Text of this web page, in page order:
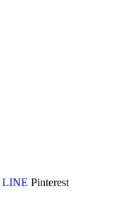
LINE Pinterest